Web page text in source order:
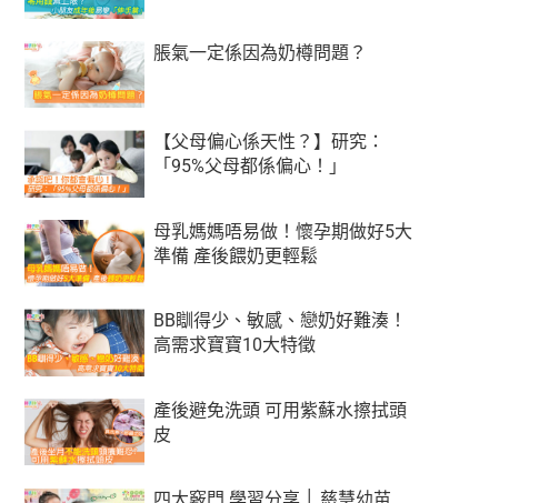
脹氣一定係因為奶樽問題？
【父母偏心係天性？】研究：
「95%父母都係偏心！」
母乳媽媽唔易做！懷孕期做好5大
準備 產後餵奶更輕鬆
BB瞓得少、敏感、戀奶好難湊！
高需求寶寶10大特徵
產後避免洗頭 可用紫蘇水擦拭頭
皮